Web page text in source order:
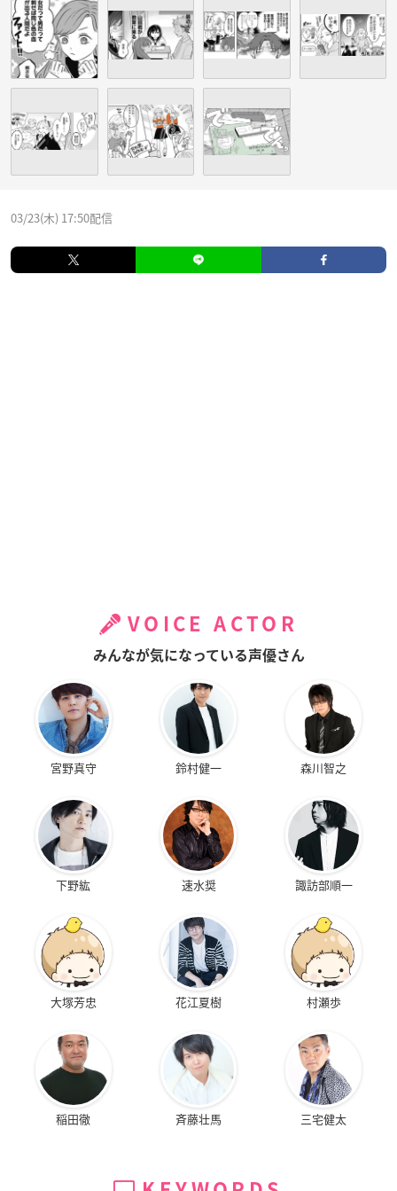
03/23(木) 17:50配信
VOICE ACTOR
みんなが気になっている声優さん
宮野真守 鈴村健一 森川智之
下野紘 速水奨 諏訪部順一
大塚芳忠 花江夏樹 村瀬歩
稲田徹 斉藤壮馬 三宅健太